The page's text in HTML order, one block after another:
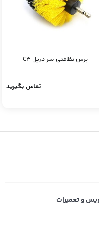
برس نظافتی سر دریل C3
تماس بگیرید
و تعمیرات